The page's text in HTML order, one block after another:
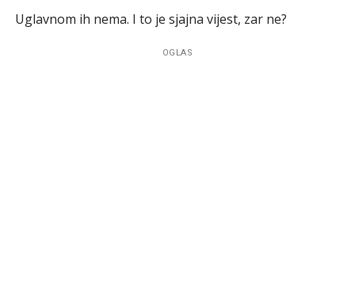
Uglavnom ih nema. I to je sjajna vijest, zar ne?
OGLAS